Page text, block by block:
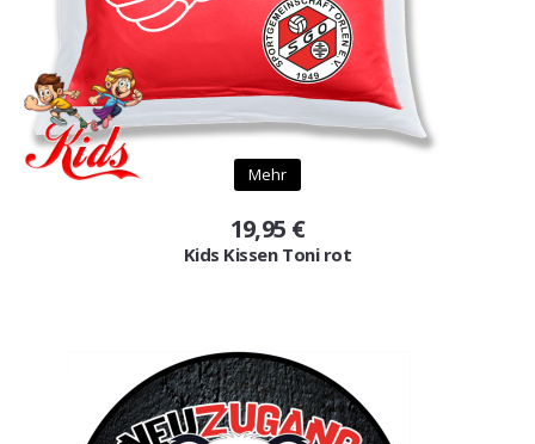
Mehr
19,95 €
Kids Kissen Toni rot